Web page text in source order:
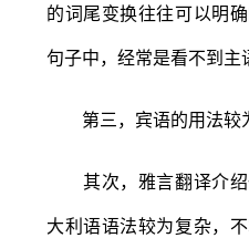
的词尾变换往往可以明
句子中，经常是看不到主
第三，宾语的用法较
其次，雅言翻译介绍
大利语语法较为复杂，